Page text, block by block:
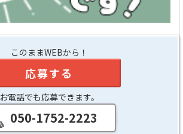
このままWEBから！
応募する
お電話でも応募できます。
050-1752-2223